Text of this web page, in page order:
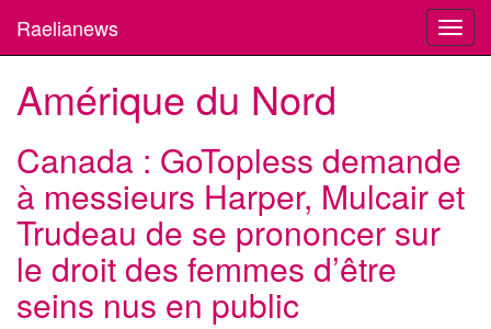
Raelianews
Amérique du Nord
Canada : GoTopless demande
à messieurs Harper, Mulcair et
Trudeau de se prononcer sur
le droit des femmes d’être
seins nus en public